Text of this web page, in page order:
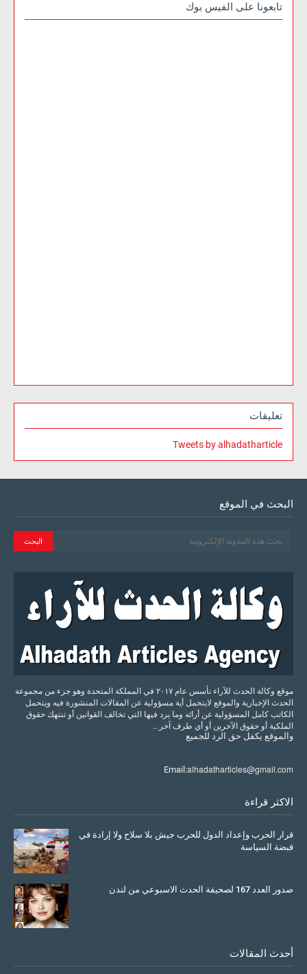
تابعونا على الفيس بوك
تعليقات
Tweets by alhadatharticle
البحث في الموقع
موقع وكالة الحدث للآراء تأسس عام ٢٠١٧ في المملكة المتحدة وهو جزء من مجموعة
الحدث الإخبارية والموقع لايتحمل أية مسؤولية عن المقالات المنشورة فيه ويتحمل
الكاتب كامل المسؤولية عن أرائه وما يرد فيها التي تخالف القوانين أو تنتهك حقوق
الملكية أو حقوق الآخرين أو أي طرف آخر ..
والموقع يكفل حق الرد للجميع
Email:alhadatharticles@gmail.com
الاكثر قراءة
قرار الحرب وإعداد الدول للحرب جيش بلا سلاح ولا إرادة في
قبضة السياسة
صدور العدد 167 لصحيفة الحدث الاسبوعي من لندن
أحدث المقالات